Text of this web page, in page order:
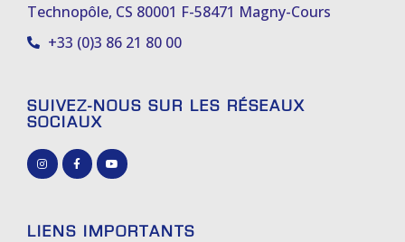
Technopôle, CS 80001 F-58471 Magny-Cours
+33 (0)3 86 21 80 00
SUIVEZ-NOUS SUR LES RÉSEAUX
SOCIAUX
LIENS IMPORTANTS